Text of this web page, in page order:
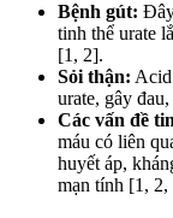
Bệnh gút:
tinh thể urate
[1, 2].
Sỏi thận: Acid
urate, gây
Các vấn đề
máu có liên
huyết áp,
mạn tính [1, 2,